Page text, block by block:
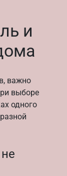
и
важно
выборе
одного